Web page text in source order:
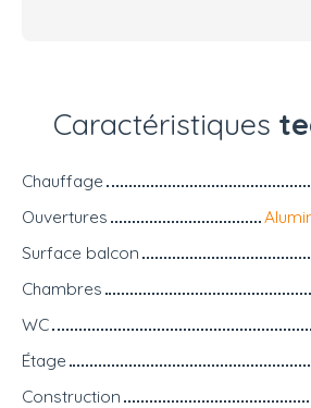
Caractéristiques
Chauffage
Ouvertures
Surface balcon
Chambres
WC
Étage
Construction